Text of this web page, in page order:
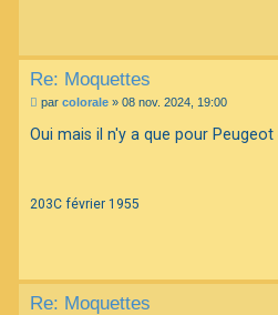
Re: Moquettes
M
s
par colorale » 08 nov. 2024, 19:00
Oui mais il n'y a que pour Peugeot
203C février 1955
Re: Moquettes